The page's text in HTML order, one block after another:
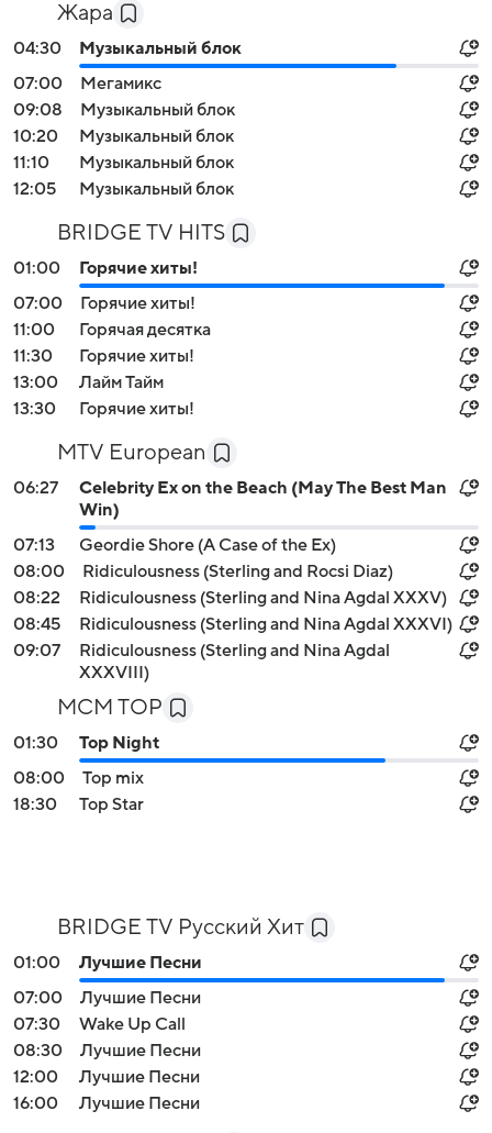
Регистрация
Жара
04:30
Музыкальный блок
07:00
Мегамикс
09:08
Музыкальный блок
10:20
Музыкальный блок
11:10
Музыкальный блок
12:05
Музыкальный блок
BRIDGE TV HITS
01:00
Горячие хиты!
07:00
Горячие хиты!
11:00
Горячая десятка
11:30
Горячие хиты!
13:00
Лайм Тайм
13:30
Горячие хиты!
MTV European
06:27
Celebrity Ex on the Beach (May The Best Man
Win)
07:13
Geordie Shore (A Case of the Ex)
08:00
Ridiculousness (Sterling and Rocsi Diaz)
08:22
Ridiculousness (Sterling and Nina Agdal XXXV)
08:45
Ridiculousness (Sterling and Nina Agdal XXXVI)
09:07
Ridiculousness (Sterling and Nina Agdal
XXXVIII)
MCM TOP
01:30
Top Night
08:00
Top mix
18:30
Top Star
BRIDGE TV Русский Хит
01:00
Лучшие Песни
07:00
Лучшие Песни
07:30
Wake Up Call
08:30
Лучшие Песни
12:00
Лучшие Песни
16:00
Лучшие Песни